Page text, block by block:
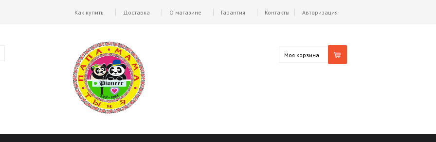
Авторизация
Как купить Доставка О магазине Гарантия Контакты
Моя корзина